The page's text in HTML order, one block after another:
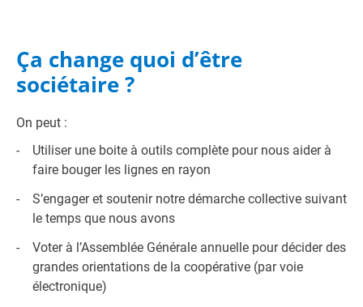
Ça change quoi d’être
sociétaire ?
On peut :
Utiliser une boite à outils complète pour nous aider à
faire bouger les lignes en rayon
S’engager et soutenir notre démarche collective suivant
le temps que nous avons
Voter à l’Assemblée Générale annuelle pour décider des
grandes orientations de la coopérative (par voie
électronique)